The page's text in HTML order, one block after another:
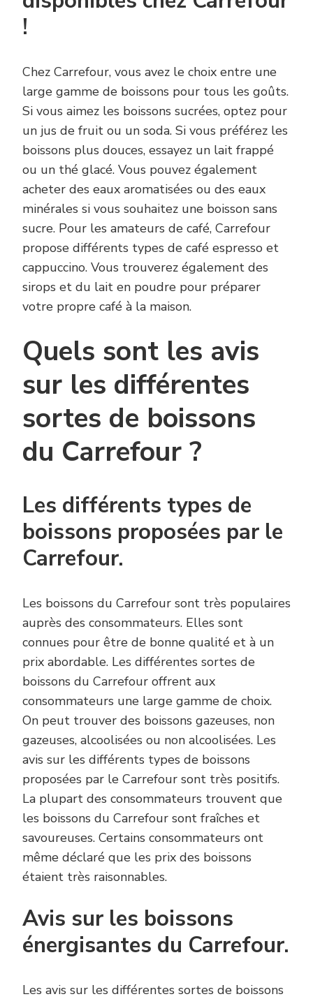
!
Chez Carrefour, vous avez le choix entre une
large gamme de boissons pour tous les goûts.
Si vous aimez les boissons sucrées, optez pour
un jus de fruit ou un soda. Si vous préférez les
boissons plus douces, essayez un lait frappé
ou un thé glacé. Vous pouvez également
acheter des eaux aromatisées ou des eaux
minérales si vous souhaitez une boisson sans
sucre. Pour les amateurs de café, Carrefour
propose différents types de café espresso et
cappuccino. Vous trouverez également des
sirops et du lait en poudre pour préparer
votre propre café à la maison.
Quels sont les avis
sur les différentes
sortes de boissons
du Carrefour ?
Les différents types de
boissons proposées par le
Carrefour.
Les boissons du Carrefour sont très populaires
auprès des consommateurs. Elles sont
connues pour être de bonne qualité et à un
prix abordable. Les différentes sortes de
boissons du Carrefour offrent aux
consommateurs une large gamme de choix.
On peut trouver des boissons gazeuses, non
gazeuses, alcoolisées ou non alcoolisées. Les
avis sur les différents types de boissons
proposées par le Carrefour sont très positifs.
La plupart des consommateurs trouvent que
les boissons du Carrefour sont fraîches et
savoureuses. Certains consommateurs ont
même déclaré que les prix des boissons
étaient très raisonnables.
Avis sur les boissons
énergisantes du Carrefour.
Les avis sur les différentes sortes de boissons